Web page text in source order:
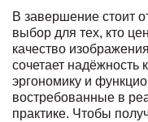
В завершение стоит
выбор для тех, кто
качество
сочетает надёжность
эргономику и
востребованные в
практике. Чтобы